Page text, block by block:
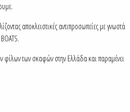
αποκλειστικές αντιπροσωπείες με γνωστά
φίλων των σκαφών στην Ελλάδα και παραμένει